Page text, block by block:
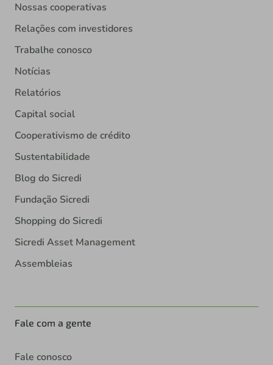
Nossas cooperativas
Relações com investidores
Trabalhe conosco
Notícias
Relatórios
Capital social
Cooperativismo de crédito
Sustentabilidade
Blog do Sicredi
Fundação Sicredi
Shopping do Sicredi
Sicredi Asset Management
Assembleias
Fale com a gente
Fale conosco